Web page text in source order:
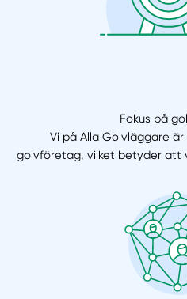
Fokus på
Vi på Alla Golvläggare
golvföretag, vilket betyder att